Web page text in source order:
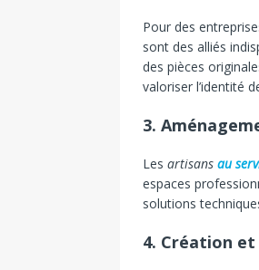
Pour des
sont des alliés
des pièces
valoriser l’identité
3.
Les artisans au
espaces
solutions
4. Création et